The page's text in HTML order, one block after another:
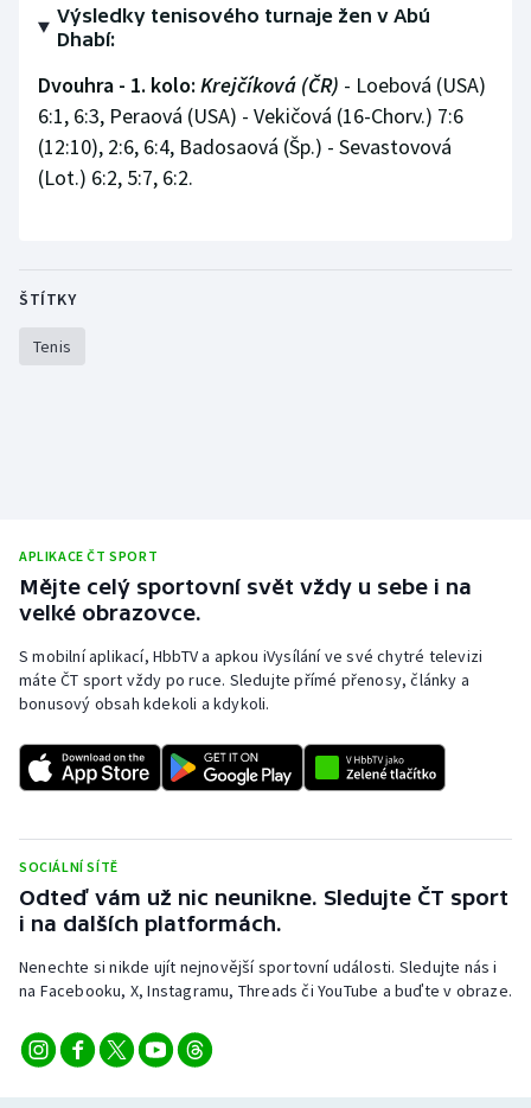
Judo
Lezení
Lyže a snowboard
Motorsport
Olympijské hry
Ragby
Rychlostní kanoistika
Short track
Stolní tenis
Triatlon
Veslování
Vodní slalom
Volejbal
Výsledky tenisového turnaje žen v Abú
Dhabí:
Dvouhra - 1. kolo: Krejčíková (ČR) - Loebová (USA)
6:1, 6:3, Peraová (USA) - Vekičová (16-Chorv.) 7:6
(12:10), 2:6, 6:4, Badosaová (Šp.) - Sevastovová
(Lot.) 6:2, 5:7, 6:2.
ŠTÍTKY
Tenis
APLIKACE ČT SPORT
Mějte celý sportovní svět vždy u sebe i na
velké obrazovce.
S mobilní aplikací, HbbTV a apkou iVysílání ve své chytré televizi
máte ČT sport vždy po ruce. Sledujte přímé přenosy, články a
bonusový obsah kdekoli a kdykoli.
SOCIÁLNÍ SÍTĚ
Odteď vám už nic neunikne. Sledujte ČT sport
i na dalších platformách.
Nenechte si nikde ujít nejnovější sportovní události. Sledujte nás i
na Facebooku, X, Instagramu, Threads či YouTube a buďte v obraze.